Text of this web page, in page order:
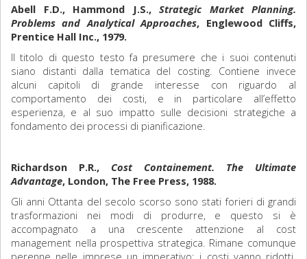
Abell F.D., Hammond J.S., Strategic Market Planning.
Problems and Analytical Approaches, Englewood Cliffs,
Prentice Hall Inc., 1979.
Il titolo di questo testo fa presumere che i suoi contenuti
siano distanti dalla tematica del costing. Contiene invece
alcuni capitoli di grande interesse con riguardo al
comportamento dei costi, e in particolare all’effetto
esperienza, e al suo impatto sulle decisioni strategiche a
fondamento dei processi di pianificazione.
Richardson P.R., Cost Containement. The Ultimate
Advantage, London, The Free Press, 1988.
Gli anni Ottanta del secolo scorso sono stati forieri di grandi
trasformazioni nei modi di produrre, e questo si è
accompagnato a una crescente attenzione al cost
management nella prospettiva strategica. Rimane comunque
perenne nelle imprese un imperativo: i costi vanno ridotti.